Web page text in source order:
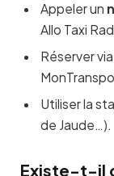
Appeler un
Allo Taxi
Réserver
Utiliser la
de Jaude…).
Existe-t-il